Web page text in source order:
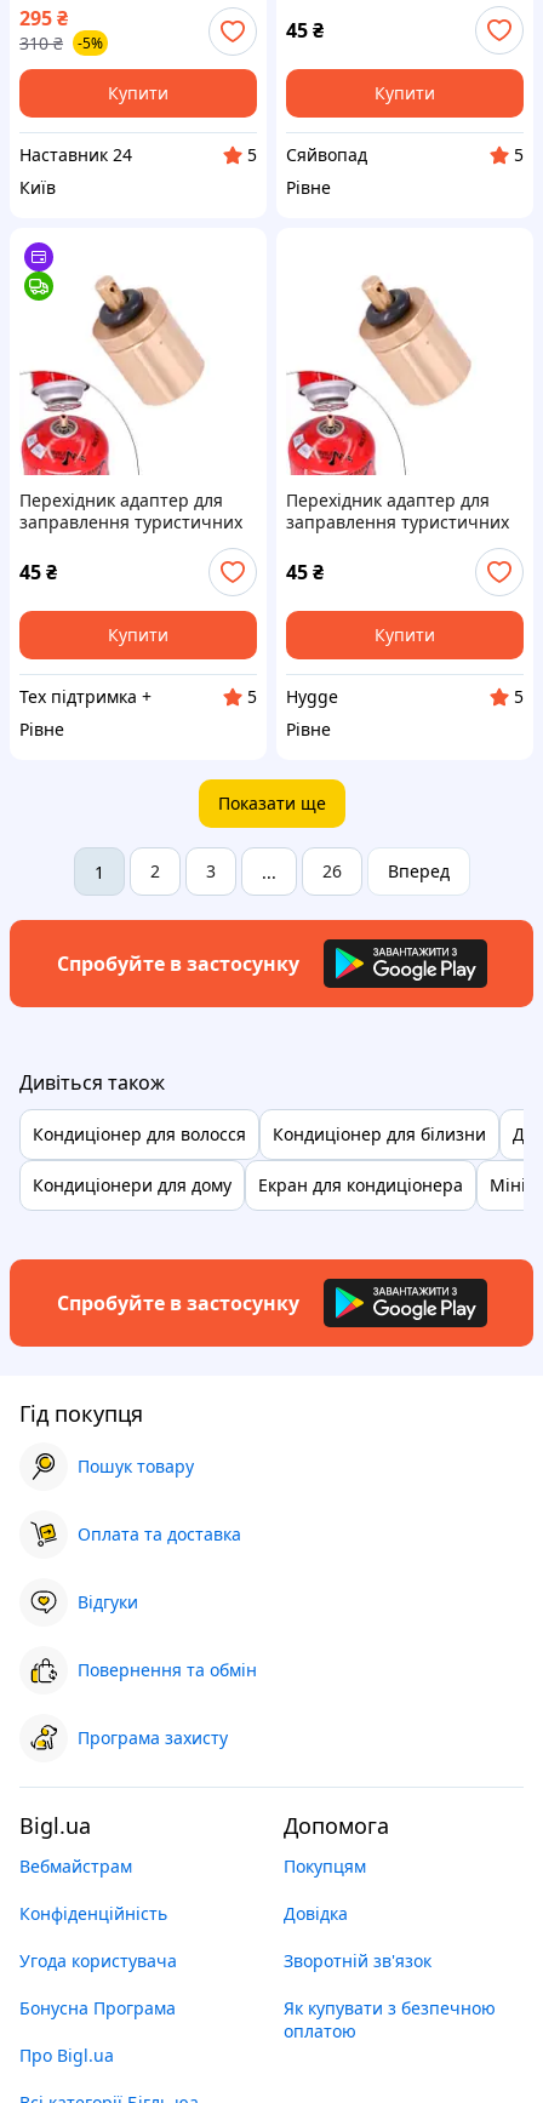
перезаправки балончиків
295₴
310 ₴ -5%
Купити
Наставник 24
5
Київ
мідь
45₴
Купити
Сяйвопад
5
Рівне
Перехідник адаптер для
заправлення туристичних
мідь
45₴
Купити
Тех підтримка +
5
Рівне
Перехідник адаптер для
заправлення туристичних
мідь
45₴
Купити
Hygge
5
Рівне
Показати ще
1 2 3 ... 26 Вперед
Спробуйте в застосунку
Дивіться також
Кондиціонер для волосся Кондиціонер для білизни
Кондиціонери для дому Екран для кондиціонера
Спробуйте в застосунку
Гід покупця
Пошук товару
Оплата та доставка
Відгуки
Повернення та обмін
Програма захисту
Bigl.ua
Вебмайстрам
Конфіденційність
Угода користувача
Бонусна Програма
Про Bigl.ua
Допомога
Покупцям
Довідка
Зворотній зв'язок
Як купувати з безпечною
оплатою